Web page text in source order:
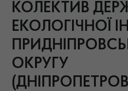
КОЛЕКТИВ
ЕКОЛОГІЧНОЇ
ОКРУГУ